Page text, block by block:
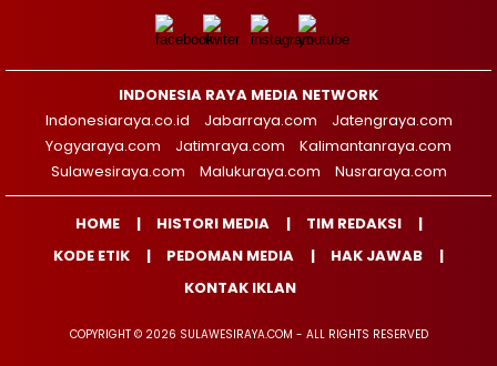
INDONESIA RAYA MEDIA NETWORK
Indonesiaraya.co.id
Jabarraya.com
Jatengraya.com
Yogyaraya.com
Jatimraya.com
Kalimantanraya.com
Sulawesiraya.com
Malukuraya.com Nusraraya.com
HOME HISTORI MEDIA
TIM REDAKSI
KODE ETIK
PEDOMAN MEDIA
HAK JAWAB
KONTAK IKLAN
COPYRIGHT © 2026 SULAWESIRAYA.COM - ALL RIGHTS RESERVED